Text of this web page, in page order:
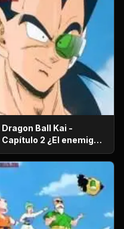
Dragon Ball Kai -
Capítulo 2 ¿El enemigo
es el hermano mayor de
Gokú? ¡El secreto de los
poderosos guerreros